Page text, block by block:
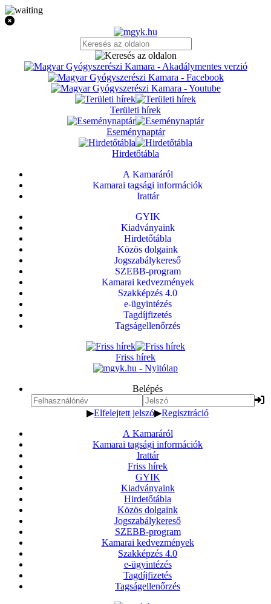
Területi hírek
Eseménynaptár
Hirdetőtábla
A Kamaráról
Kamarai tagsági információk
Irattár
GYIK
Kiadványaink
Hirdetőtábla
Közös dolgaink
Jogszabálykereső
SZEBB-program
Kamarai kedvezmények
Szakképzés 4.0
e-ügyintézés
Tagdíjfizetés
Tagságellenőrzés
Friss hírek
Belépés
▶Elfelejtett jelszó▶Regisztráció
A Kamaráról
Kamarai tagsági információk
Irattár
Friss hírek
GYIK
Kiadványaink
Hirdetőtábla
Közös dolgaink
Jogszabálykereső
SZEBB-program
Kamarai kedvezmények
Szakképzés 4.0
e-ügyintézés
Tagdíjfizetés
Tagságellenőrzés